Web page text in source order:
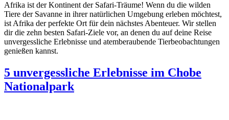
Afrika ist der Kontinent der Safari-Träume! Wenn du die wilden
Tiere der Savanne in ihrer natürlichen Umgebung erleben möchtest,
ist Afrika der perfekte Ort für dein nächstes Abenteuer. Wir stellen
dir die zehn besten Safari-Ziele vor, an denen du auf deine Reise
unvergessliche Erlebnisse und atemberaubende Tierbeobachtungen
genießen kannst.
5 unvergessliche Erlebnisse im Chobe
Nationalpark